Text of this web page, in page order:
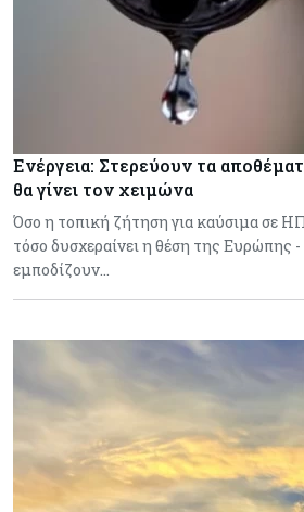
Ενέργεια: Στερεύουν τα
θα γίνει τον χειμώνα
Όσο η τοπική ζήτηση για καύσιμα σε
τόσο δυσχεραίνει η θέση της Ευρώπης
εμποδίζουν…